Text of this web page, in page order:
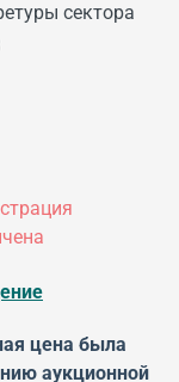
сектора
цена была
аукционной